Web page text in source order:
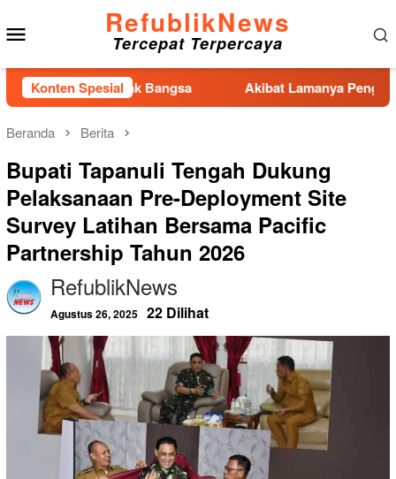
ke
konten
RefublikNews
Tercepat Terpercaya
Konten Spesial
Anak Bangsa Akibat Lamanya Pengerjaan
Beranda Berita
Bupati Tapanuli Tengah Dukung
Pelaksanaan Pre-Deployment Site
Survey Latihan Bersama Pacific
Partnership Tahun 2026
RefublikNews
Agustus 26, 2025 22 Dilihat